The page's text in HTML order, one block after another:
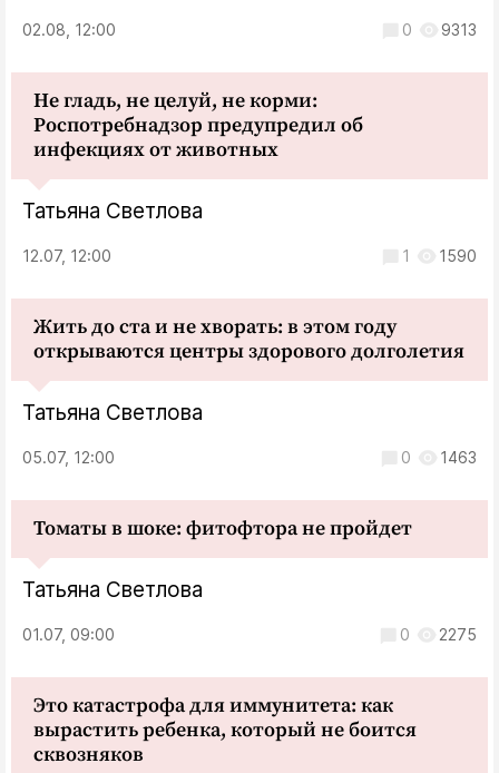
02.08, 12:00 0 9313
Не гладь, не целуй, не корми:
Роспотребнадзор предупредил об
инфекциях от животных
Татьяна Светлова
12.07, 12:00 1 1590
Жить до ста и не хворать: в этом году
открываются центры здорового долголетия
Татьяна Светлова
05.07, 12:00 0 1463
Томаты в шоке: фитофтора не пройдет
Татьяна Светлова
01.07, 09:00 0 2275
Это катастрофа для иммунитета: как
вырастить ребенка, который не боится
сквозняков